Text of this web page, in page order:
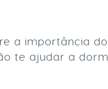
a importância
te ajudar a